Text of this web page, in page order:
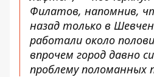
Филатов, напомнив,
назад только в
работали около
впрочем город давно
проблему поломанных